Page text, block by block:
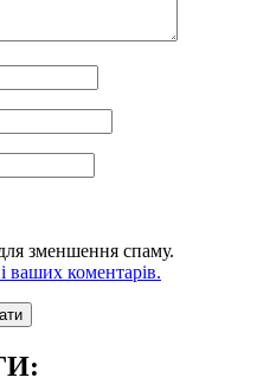
зменшення спаму.
ваших коментарів.